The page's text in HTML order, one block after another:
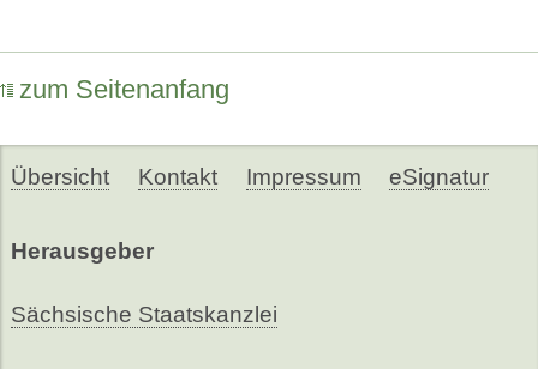
zum Seitenanfang
Übersicht Kontakt Impressum eSignatur
Herausgeber
Sächsische Staatskanzlei